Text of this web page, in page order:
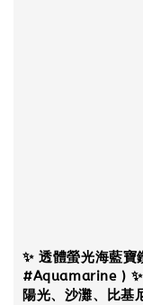
✨ 透體螢光海藍寶
#Aquamarine )
陽光、沙灘、比基